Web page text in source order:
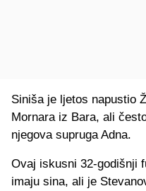
Siniša je ljetos napustio
Mornara iz Bara, ali
njegova supruga Adna.
Ovaj iskusni 32-godišnji
imaju sina, ali je